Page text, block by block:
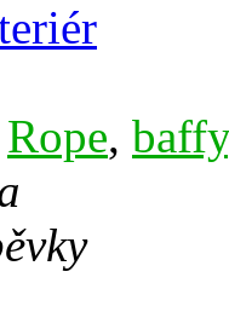
Rope, baffy